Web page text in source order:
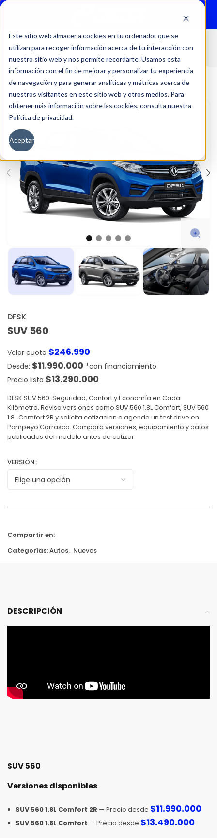
Este sitio web almacena cookies en tu ordenador que se
utilizan para recoger información acerca de tu interacción con
nuestro sitio web y nos permite recordarte. Usamos esta
información con el fin de mejorar y personalizar tu experiencia
de navegación y para generar analíticas y métricas acerca de
nuestros visitantes en este sitio web y otros medios. Para
obtener más información sobre las cookies, consulta nuestra
Política de privacidad.
Aceptar
Inicio Autos
DFSK
SUV 560
Valor cuota $246.990
$11.990.000
Precio lista $13.290.000
DFSK SUV 560: Seguridad, Confort y Economía en Cada
Kilómetro. Revisa versiones como SUV 560 1.8L Comfort, SUV 560
1.8L Comfort 2R y solicita cotizacion o agenda un test drive en
Pompeyo Carrasco. Compara versiones, equipamiento y datos
publicados del modelo antes de cotizar.
VERSIÓN
Compartir en:
Categorías:Autos, Nuevos
DESCRIPCIÓN
SUV 560
Versiones disponibles
SUV 560 1.8L Comfort 2R — Precio desde $11.990.000
SUV 560 1.8L Comfort — Precio desde $13.490.000